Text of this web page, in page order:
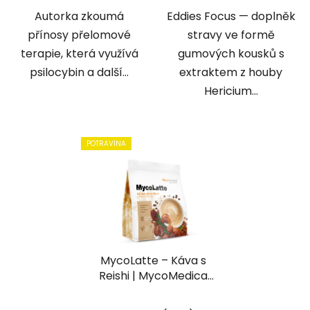
hvězdiček.
Autorka zkoumá
přínosy přelomové
terapie, která využívá
psilocybin a další...
Eddies Focus — doplněk
stravy ve formě
gumových kousků s
extraktem z houby
Hericium...
POTRAVINA
MycoLatte – Káva s
Reishi | MycoMedica